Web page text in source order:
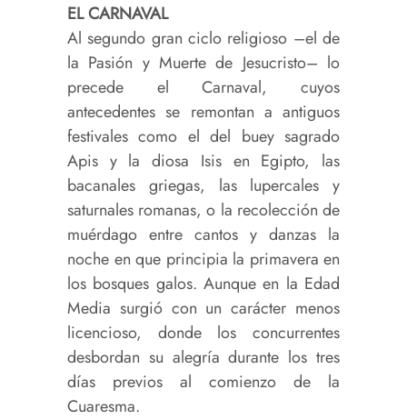
EL CARNAVAL
Al segundo gran ciclo religioso –el de
la Pasión y Muerte de Jesucristo– lo
precede el Carnaval, cuyos
antecedentes se remontan a antiguos
festivales como el del buey sagrado
Apis y la diosa Isis en Egipto, las
bacanales griegas, las lupercales y
saturnales romanas, o la recolección de
muérdago entre cantos y danzas la
noche en que principia la primavera en
los bosques galos. Aunque en la Edad
Media surgió con un carácter menos
licencioso, donde los concurrentes
desbordan su alegría durante los tres
días previos al comienzo de la
Cuaresma.